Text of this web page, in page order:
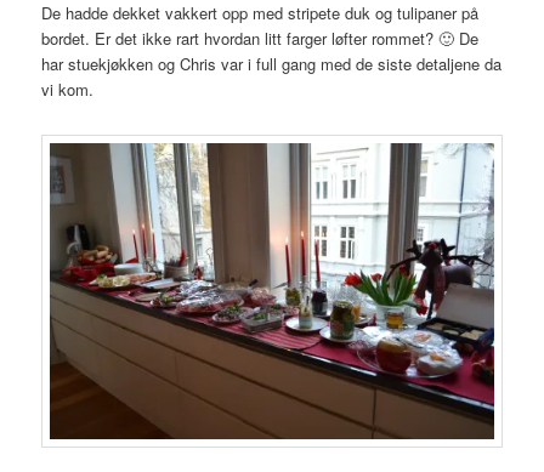
De hadde dekket vakkert opp med stripete duk og tulipaner på
bordet. Er det ikke rart hvordan litt farger løfter rommet? 🙂 De
har stuekjøkken og Chris var i full gang med de siste detaljene da
vi kom.